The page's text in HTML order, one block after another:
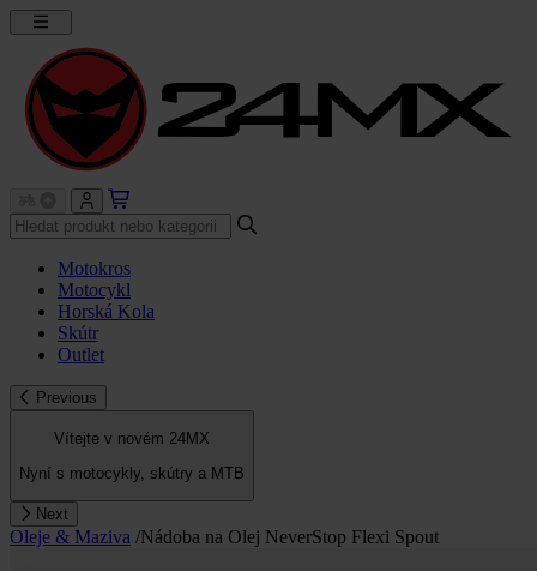
Motokros
Motocykl
Horská Kola
Skútr
Outlet
Previous
Vítejte v novém 24MX
Nyní s motocykly, skútry a MTB
Next
Oleje & Maziva /Nádoba na Olej NeverStop Flexi Spout